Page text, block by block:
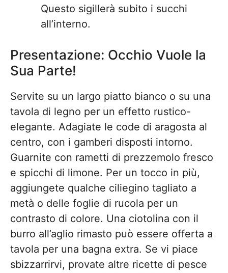
Questo sigillerà subito i succhi
all’interno.
Presentazione: Occhio Vuole la
Sua Parte!
Servite su un largo piatto bianco o su una
tavola di legno per un effetto rustico-
elegante. Adagiate le code di aragosta al
centro, con i gamberi disposti intorno.
Guarnite con rametti di prezzemolo fresco
e spicchi di limone. Per un tocco in più,
aggiungete qualche ciliegino tagliato a
metà o delle foglie di rucola per un
contrasto di colore. Una ciotolina con il
burro all’aglio rimasto può essere offerta a
tavola per una bagna extra. Se vi piace
sbizzarrirvi, provate altre ricette di pesce